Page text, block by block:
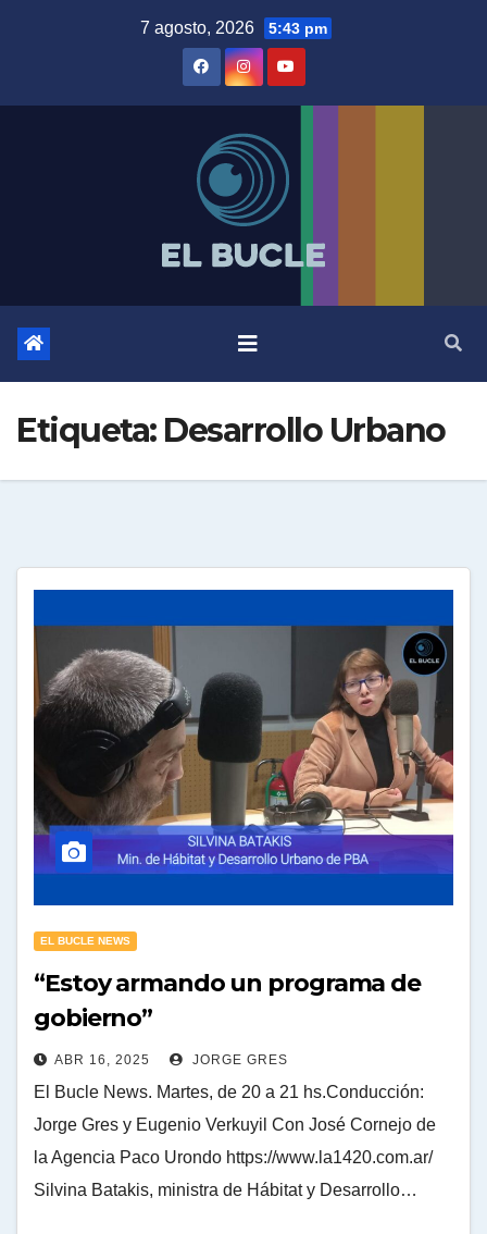
7 agosto, 2026 5:43 pm
Etiqueta: Desarrollo Urbano
EL BUCLE NEWS
“Estoy armando un programa de
gobierno”
ABR 16, 2025 JORGE GRES
El Bucle News. Martes, de 20 a 21 hs.Conducción:
Jorge Gres y Eugenio Verkuyil Con José Cornejo de
la Agencia Paco Urondo https://www.la1420.com.ar/
Silvina Batakis, ministra de Hábitat y Desarrollo…